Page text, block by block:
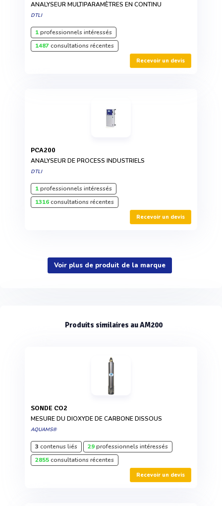
ANALYSEUR MULTIPARAMÈTRES EN CONTINU
DTLI
1professionnels intéressés
1487consultations récentes
Recevoir un devis
PCA200
ANALYSEUR DE PROCESS INDUSTRIELS
DTLI
1professionnels intéressés
1316consultations récentes
Recevoir un devis
Voir plus de produit de la marque
Produits similaires au AM200
SONDE CO2
MESURE DU DIOXYDE DE CARBONE DISSOUS
AQUAMS®
3 contenus liés 29professionnels intéressés
2855consultations récentes
Recevoir un devis